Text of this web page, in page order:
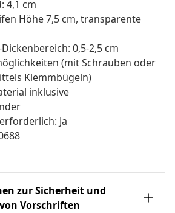
4,1 cm
Höhe 7,5 cm, transparente
0,5-2,5 cm
(mit Schrauben oder
Klemmbügeln)
inklusive
Ja
zur Sicherheit und
Vorschriften